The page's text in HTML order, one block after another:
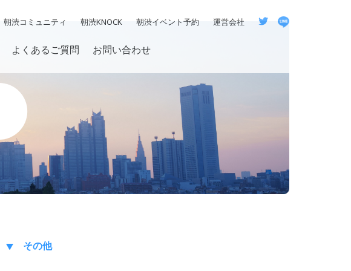
朝渋コミュニティ 朝渋KNOCK 朝渋イベント予約 運営会社
よくあるご質問 お問い合わせ
その他